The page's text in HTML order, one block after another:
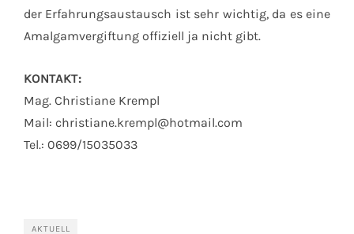
der Erfahrungsaustausch ist sehr wichtig, da es eine
Amalgamvergiftung offiziell ja nicht gibt.
KONTAKT:
Mag. Christiane Krempl
Mail: christiane.krempl@hotmail.com
Tel.: 0699/15035033
AKTUELL